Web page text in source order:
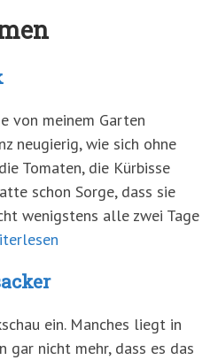
von meinem Garten
neugierig, wie sich ohne
Tomaten, die Kürbisse
schon Sorge, dass sie
wenigstens alle zwei Tage
ein. Manches liegt in
gar nicht mehr, dass es das